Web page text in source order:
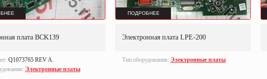
плата BCK139
Q1073765 REV A.
Электронные платы
ПОДРОБНЕЕ
Электронная плата LPE-200
Тип оборудования: Электронные платы